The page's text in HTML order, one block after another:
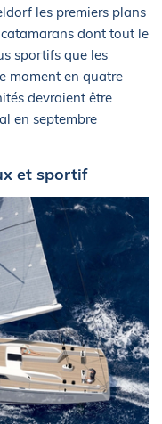
les premiers plans
dont tout le
sportifs que les
moment en quatre
devraient être
en septembre
et sportif